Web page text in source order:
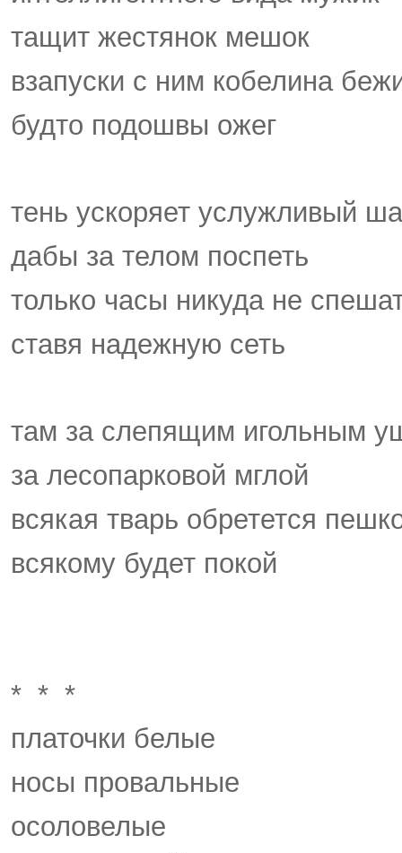
тащит жестянок мешок
взапуски с ним кобелина
будто подошвы ожег
тень ускоряет услужливый
дабы за телом поспеть
только часы никуда не
ставя надежную сеть
там за слепящим игольным
за лесопарковой мглой
всякая тварь обретется
всякому будет покой
* * *
платочки белые
носы провальные
осоловелые